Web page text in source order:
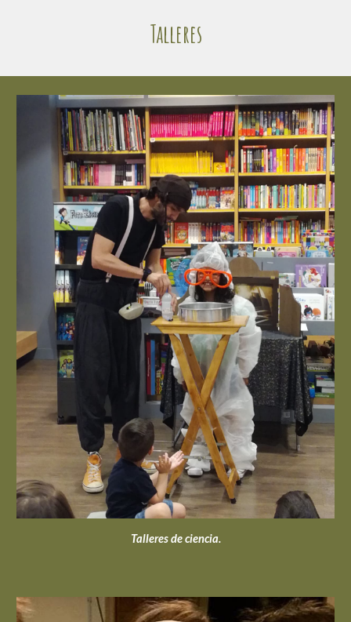
Talleres
Talleres de ciencia.